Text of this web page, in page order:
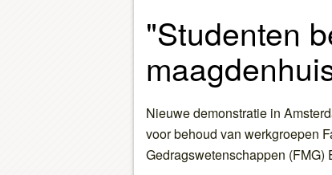
content
content
"Studenten
Nieuwe demonstratie in
voor behoud van werkgroepen
Gedragswetenschappen